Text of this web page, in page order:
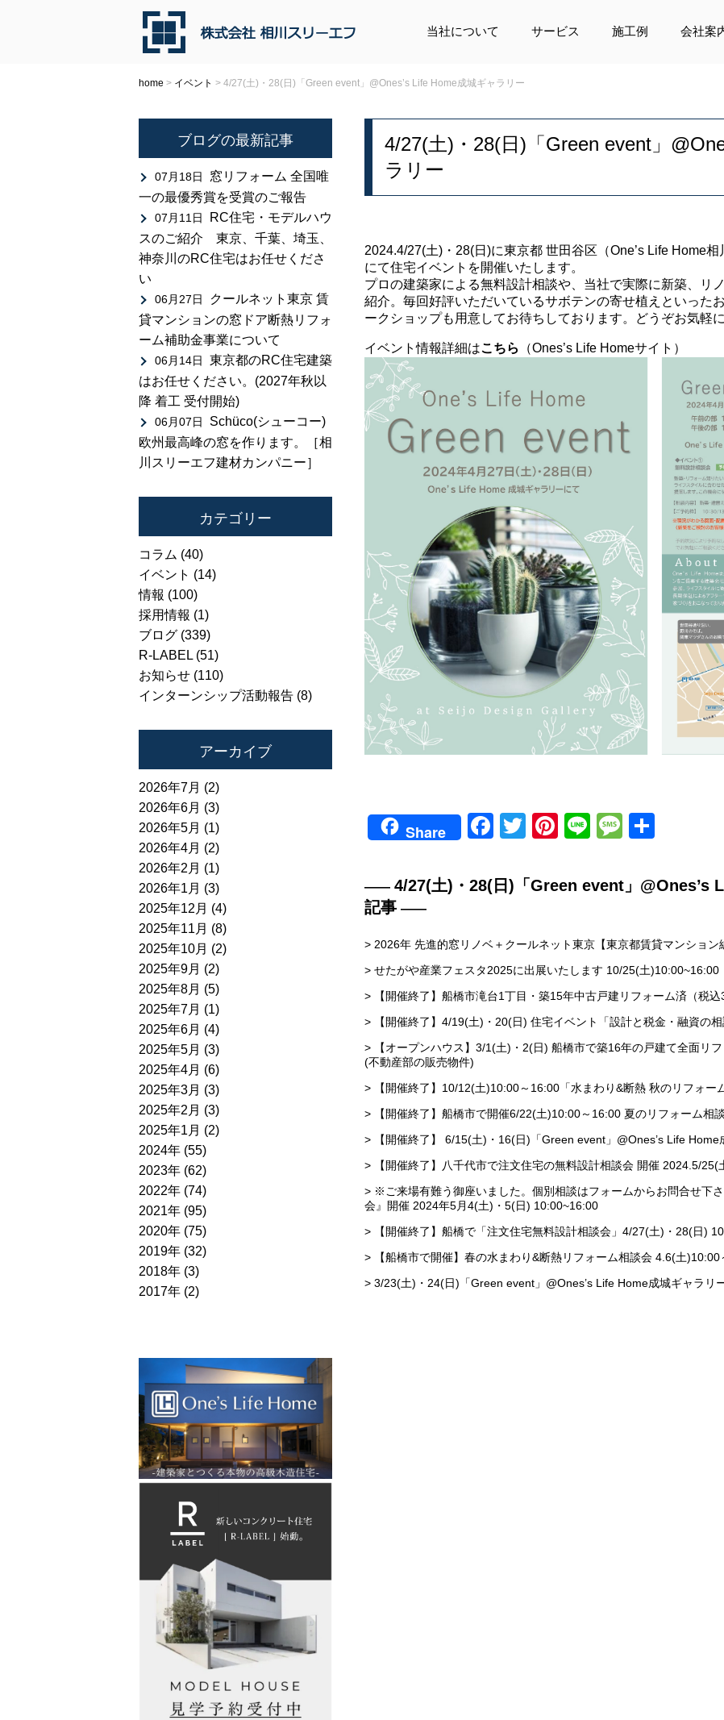
当社について サービス 施工例 会社案
home > イベント > 4/27(土)・28(日)「Green event」@Ones’s Life Home成城ギャラリー
4/27(土)・28(日)「Green event」
ラリー
2024.4/27(土)・28(日)に東京都 世田谷区（One’s Life Home
にて住宅イベントを開催いたします。
プロの建築家による無料設計相談や、当社で実際に新築、リ
紹介。毎回好評いただいているサボテンの寄せ植えといった
ークショップも用意してお待ちしております。どうぞお気軽
イベント情報詳細はこちら （Ones’s Life Homeサイト）
Share Facebook
TwitterPinterest
LineMessage
4/27(土)・28(日)「Green event」@Ones’s
記事
> 2026年 先進的窓リノベ＋クールネット東京【東京都賃貸マンション
> せたがや産業フェスタ2025に出展いたします 10/25(土)10:00~16:00
> 【開催終了】船橋市滝台1丁目・築15年中古戸建リフォーム済（税
> 【開催終了】4/19(土)・20(日) 住宅イベント「設計と税金・融資の
> 【オープンハウス】3/1(土)・2(日) 船橋市で築16年の戸建て全面リ
(不動産部の販売物件)
> 【開催終了】10/12(土)10:00～16:00「水まわり&断熱 秋のリフォー
> 【開催終了】船橋市で開催6/22(土)10:00～16:00 夏のリフォーム相
> 【開催終了】 6/15(土)・16(日)「Green event」@Ones’s Life Home
> 【開催終了】八千代市で注文住宅の無料設計相談会 開催 2024.5/
> ※ご来場有難う御座いました。個別相談はフォームからお問合せ下
会』開催 2024年5月4(土)・5(日) 10:00~16:00
> 【開催終了】船橋で「注文住宅無料設計相談会」4/27(土)・28(日)
> 【船橋市で開催】春の水まわり&断熱リフォーム相談会 4.6(土
> 3/23(土)・24(日)「Green event」@Ones’s Life Home成城ギャラリ
ブログの最新記事
07月18日
窓リフォーム 全国唯
一の最優秀賞を受賞のご報告
07月11日
RC住宅・モデルハウ
スのご紹介 東京、千葉、埼玉、
神奈川のRC住宅はお任せくださ
い
06月27日
クールネット東京 賃
貸マンションの窓ドア断熱リフォ
ーム補助金事業について
06月14日
東京都のRC住宅建築
はお任せください。(2027年秋以
降 着工 受付開始)
06月07日
Schüco(シューコー)
欧州最高峰の窓を作ります。［相
川スリーエフ建材カンパニー］
カテゴリー
コラム (40)
イベント (14)
情報 (100)
採用情報 (1)
ブログ (339)
R-LABEL (51)
お知らせ (110)
インターンシップ活動報告 (8)
アーカイブ
2026年7月 (2)
2026年6月 (3)
2026年5月 (1)
2026年4月 (2)
2026年2月 (1)
2026年1月 (3)
2025年12月 (4)
2025年11月 (8)
2025年10月 (2)
2025年9月 (2)
2025年8月 (5)
2025年7月 (1)
2025年6月 (4)
2025年5月 (3)
2025年4月 (6)
2025年3月 (3)
2025年2月 (3)
2025年1月 (2)
2024年 (55)
2023年 (62)
2022年 (74)
2021年 (95)
2020年 (75)
2019年 (32)
2018年 (3)
2017年 (2)